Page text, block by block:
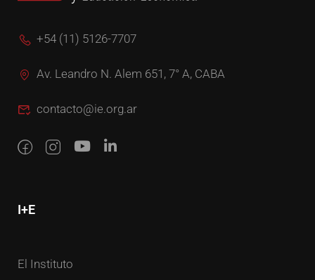
+54 (11) 5126-7707
Av. Leandro N. Alem 651, 7° A, CABA
contacto@ie.org.ar
I+E
El Instituto